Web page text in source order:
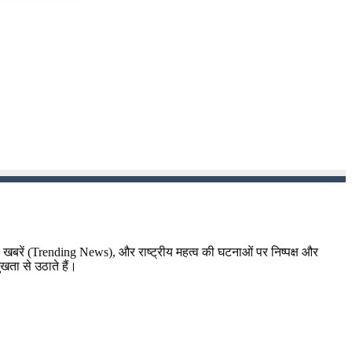
(Trending News), और राष्ट्रीय महत्व की घटनाओं पर निष्पक्ष और
से उठाते हैं।